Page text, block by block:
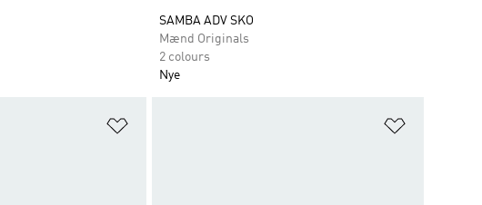
SAMBA ADV SKO
Mænd Originals
2 colours
Nye